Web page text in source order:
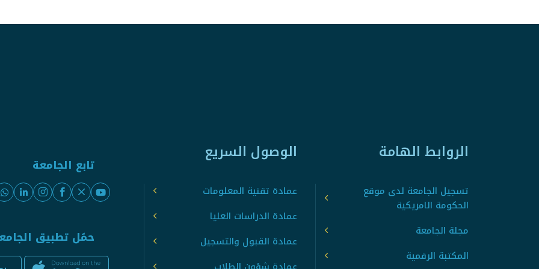
الروابط الهامة
تسجيل الجامعة لدى موقع
الحكومة الامريكية
مجلة الجامعة
المكتبة الرقمية
الوصول السريع
عمادة تقنية المعلومات
عمادة الدراسات العليا
عمادة القبول والتسجيل
تابع الجامعة
حمّل تطبيق